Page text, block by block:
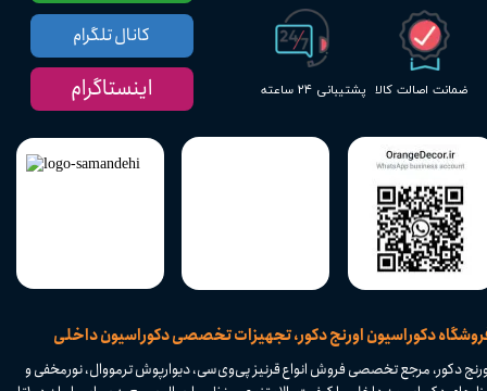
دکوراسیون اورنج دکور، تجهیزات تخصصی دکوراسیون داخلی
پشتیبانی ۲۴ ساعته ضمانت اصالت کالا
دکور، مرجع تخصصی فروش انواع قرنیز پی‌وی‌سی، دیوارپوش ترمووال، نورمخفی و
کانال تلگرام
اینستاگرام